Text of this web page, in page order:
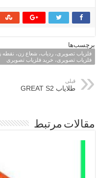
برچسب‌ها
فلزیاب تصویری، ردیاب، شعاع زن، نقطه
فلزیاب تصویری، خرید فلزیاب تصویری
قبلی
طلایاب GREAT S2
مقالات مرتبط